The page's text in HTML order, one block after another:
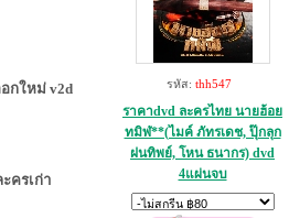
กใหม่ v2d
ครเก่า
รหัส: thh547
ราคาdvd ละครไทย นายฮ้อย
ทมิฬ**(ไมค์ ภัทรเดช, ปุ๊กลุก
ฝนทิพย์, โหน ธนากร) dvd
4แผ่นจบ